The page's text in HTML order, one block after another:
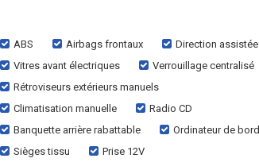
ABS Airbags frontaux
Direction assistée
Vitres avant électriques
Verrouillage centralisé
Rétroviseurs extérieurs manuels
Climatisation manuelle
Radio CD
Banquette arrière rabattable
Ordinateur de bord
Sièges tissu
Prise 12V